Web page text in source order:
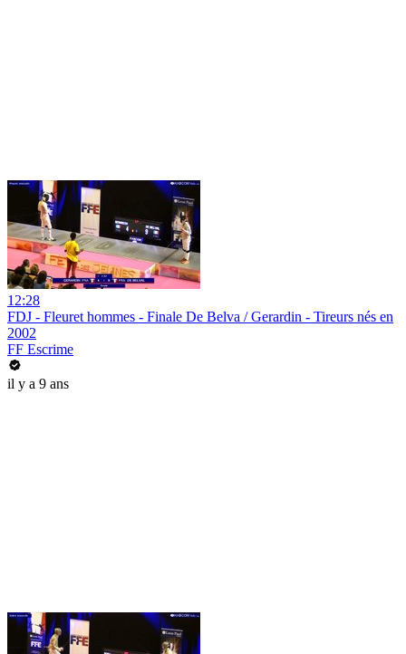
12:28
FDJ - Fleuret hommes - Finale De Belva / Gerardin - Tireurs nés en
2002
FF Escrime
il y a 9 ans